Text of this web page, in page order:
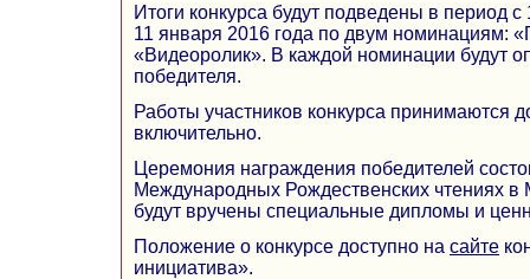
Итоги конкурса будут подведены в период
11 января 2016 года по двум номинациям:
«Видеоролик». В каждой номинации будут
победителя.
Работы участников конкурса принимаются
включительно.
Церемония награждения победителей
Международных Рождественских чтениях
будут вручены специальные дипломы и
Положение о конкурсе доступно на сайте
инициатива».